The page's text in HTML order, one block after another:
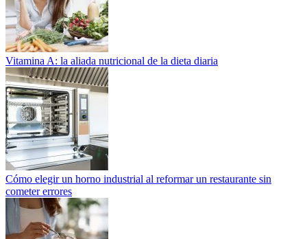
Vitamina A: la aliada nutricional de la dieta diaria
Cómo elegir un horno industrial al reformar un restaurante sin
cometer errores